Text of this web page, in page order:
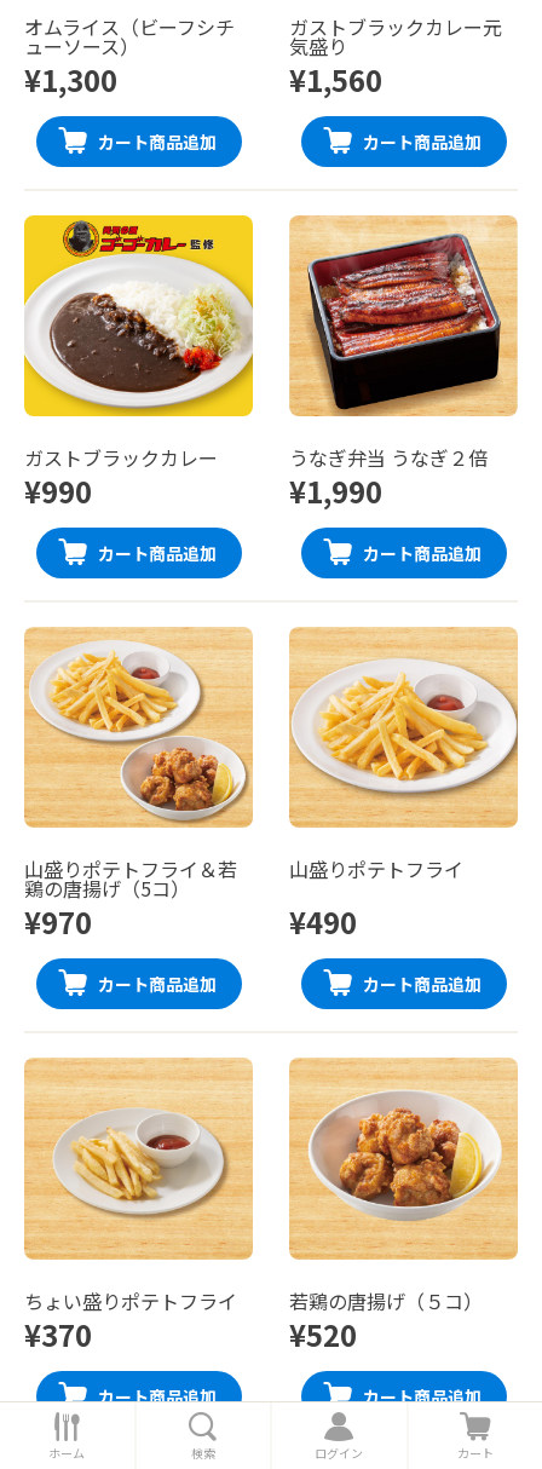
オムライス（ビーフシチ
ューソース）
¥1,300
カート商品追加
ガストブラックカレー元
気盛り
¥1,560
カート商品追加
ガストブラックカレー
¥990
カート商品追加
うなぎ弁当 うなぎ２倍
¥1,990
カート商品追加
山盛りポテトフライ＆若
鶏の唐揚げ（5コ）
¥970
カート商品追加
山盛りポテトフライ
¥490
カート商品追加
ちょい盛りポテトフライ
¥370
カート商品追加
若鶏の唐揚げ（５コ）
¥520
カート商品追加
ホ
ー
ホーム 索
検索
ロ
グ
ログイン
カ
ー
カート